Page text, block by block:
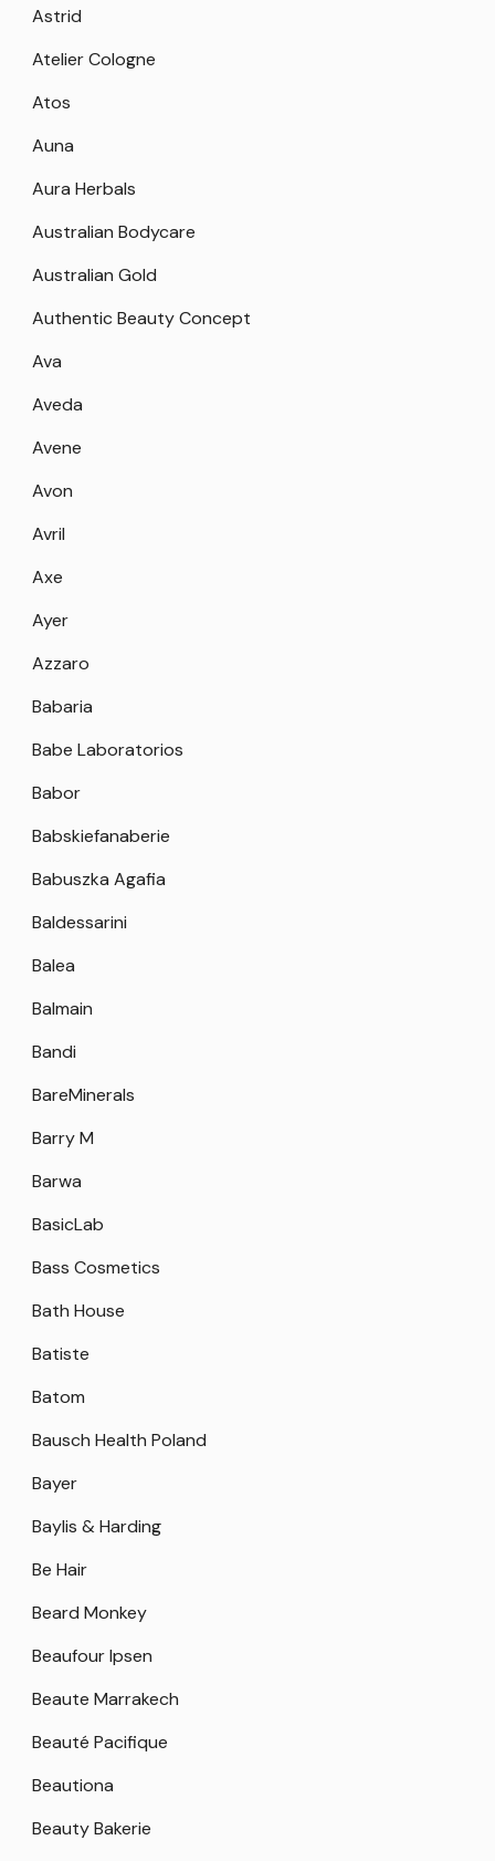
Astrid
Atelier Cologne
Atos
Auna
Aura Herbals
Australian Bodycare
Australian Gold
Authentic Beauty Concept
Ava
Aveda
Avene
Avon
Avril
Axe
Ayer
Azzaro
Babaria
Babe Laboratorios
Babor
Babskiefanaberie
Babuszka Agafia
Baldessarini
Balea
Balmain
Bandi
BareMinerals
Barry M
Barwa
BasicLab
Bass Cosmetics
Bath House
Batiste
Batom
Bausch Health Poland
Bayer
Baylis & Harding
Be Hair
Beard Monkey
Beaufour Ipsen
Beaute Marrakech
Beauté Pacifique
Beautiona
Beauty Bakerie